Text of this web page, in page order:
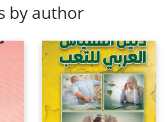
by author